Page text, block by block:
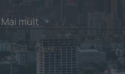
Mai mult